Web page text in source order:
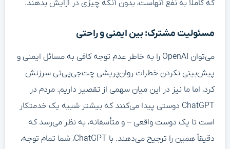
که کاملاً به نفع آنهاست، بدون آنکه چیزی در ازایش بدهند.
مسئولیت مشترک: بین ایمنی و راحتی
می‌توان OpenAI را به خاطر عدم توجه کافی به مسائل ایمنی و
پیش‌بینی نکردن خطرات روان‌پریشی چت‌جی‌پی‌تی سرزنش
کرد، اما ما نیز در این میان سهمی از تقصیر داریم. مردم در
ChatGPT دوستی پیدا می‌کنند که بیشتر شبیه یک خدمتکار
است تا یک دوست واقعی – و متأسفانه، به نظر می‌رسد که
دقیقاً همین را ترجیح می‌دهند. با ChatGPT، شما تمام توجه،